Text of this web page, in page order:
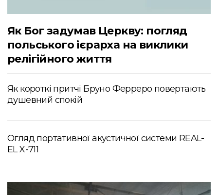
Як Бог задумав Церкву: погляд
польського ієрарха на виклики
релігійного життя
Як короткі притчі Бруно Ферреро повертають
душевний спокій
Огляд портативної акустичної системи REAL-
EL X-711